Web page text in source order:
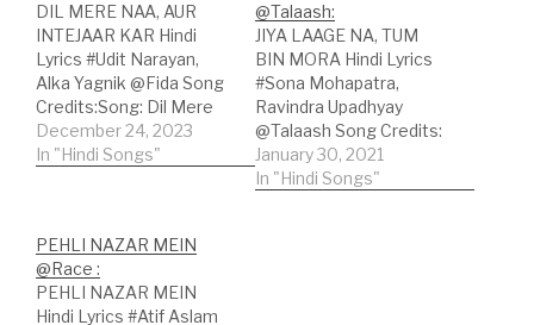
DIL MERE NAA, AUR
INTEJAAR KAR Hindi
Lyrics #Udit Narayan,
Alka Yagnik @Fida Song
Credits:Song: Dil Mere
NaaMovie:
FidaSinger(s): Udit
Tips Official Hindi
Lyrics:दिल मेरे ना! और इंतजार
कर!दिल मेरे ना! और इंतजार कर!
December 24, 2023
In "Hindi Songs"
@Talaash:
JIYA LAAGE NA, TUM
BIN MORA Hindi Lyrics
#Sona Mohapatra,
Ravindra Upadhyay
@Talaash Song Credits:
Song: Jiya Laage
Na;Movie:
January 30, 2021
In "Hindi Songs"
PEHLI NAZAR MEIN
@Race :
PEHLI NAZAR MEIN
Hindi Lyrics #Atif Aslam